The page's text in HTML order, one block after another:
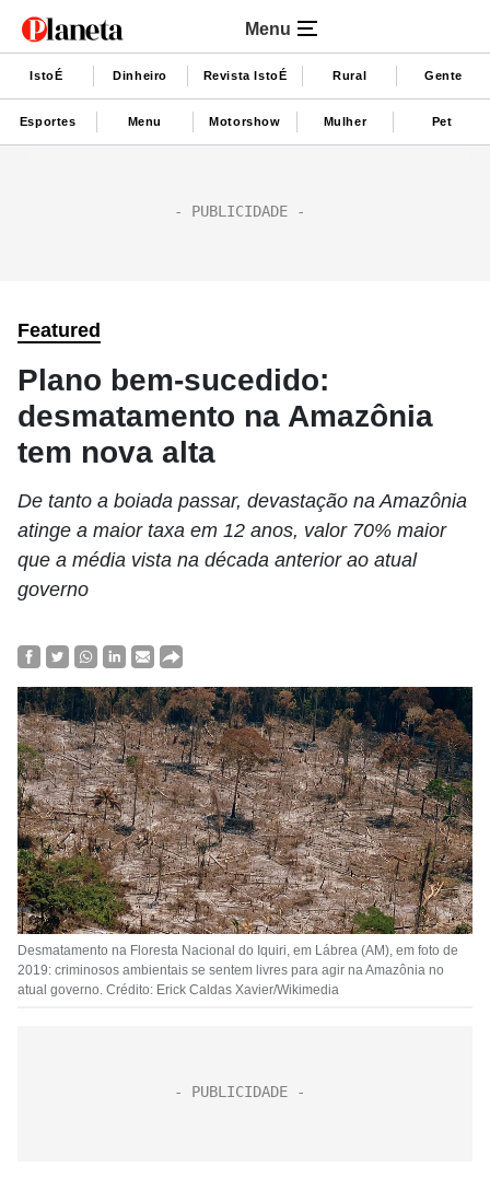
Menu
IstoÉ Dinheiro Revista IstoÉ Rural Gente
Esportes Menu Motorshow Mulher Pet
Featured
Plano bem-sucedido:
desmatamento na Amazônia
tem nova alta
De tanto a boiada passar, devastação na Amazônia
atinge a maior taxa em 12 anos, valor 70% maior
que a média vista na década anterior ao atual
governo
Desmatamento na Floresta Nacional do Iquiri, em Lábrea (AM), em foto de
2019: criminosos ambientais se sentem livres para agir na Amazônia no
atual governo. Crédito: Erick Caldas Xavier/Wikimedia